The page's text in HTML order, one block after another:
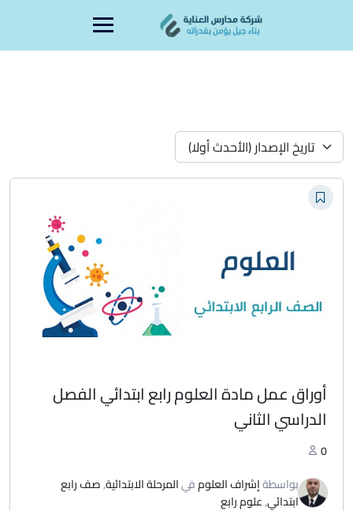
تاريخ الإصدار (الأحدث أولا)
أوراق عمل مادة العلوم رابع ابتدائي الفصل
الدراسي الثاني
0
بواسطةإشراف العلومفيالمرحلة الابتدائية,صف رابع
ابتدائي,علوم رابع